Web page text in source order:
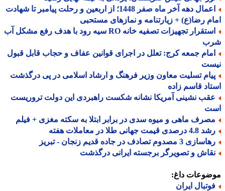
اعمال دهه آخر ماه صفر 1448؛ از اربعین و رحلت پیامبر تا شهادت
رضا(ع) + زیارتنامه و نمازهای مستحبی
استقرار تجهیزات تصفیه خانه RO سیه رود با هدف رفع مشکل آب
جمعه کرج: تعلل در اجرای قوانین عفاف و حجاب قابل قبول
تسلیت معاون وزیر فرهنگ و ارشاد اسلامی در پی درگذشت
قاسم زاده
نشینی آمریکا نشانه شکست راهبردی این دولت تروریست
ماهی و میوه سدی در برابر ابتلا به سکته مغزی + فیلم
قیمت جهانی طلا در معاملات هفته
3 مصدوم تصادف در جاده قدیم زنجان - تبریز
و تصویرگر برجسته ایرانی درگذشت
داغ:
ایران